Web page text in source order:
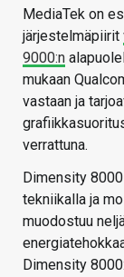
MediaTek on
järjestelmäpiirit
9000:n
mukaan
vastaan ja
verrattuna.
Dimensity
tekniikalla ja
muodostuu
Dimensity